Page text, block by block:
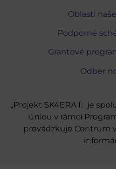
Oblasti
Podporné
Grantové
Odber
„Projekt SK4ERA II je
úniou v rámci
prevádzkuje Centrum